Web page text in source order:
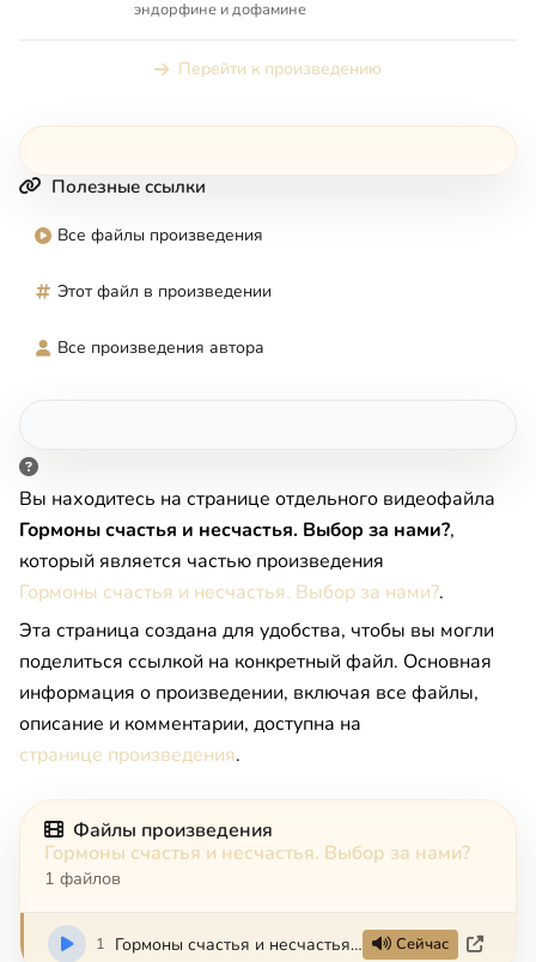
эндорфине и дофамине
Перейти к произведению
Полезные ссылки
Все файлы произведения
Этот файл в произведении
Все произведения автора
Вы находитесь на странице отдельного видеофайла
Гормоны счастья и несчастья. Выбор за нами?,
который является частью произведения
Гормоны счастья и несчастья. Выбор за нами?.
Эта страница создана для удобства, чтобы вы могли
поделиться ссылкой на конкретный файл. Основная
информация о произведении, включая все файлы,
описание и комментарии, доступна на
странице произведения.
Файлы произведения
Гормоны счастья и несчастья. Выбор за нами?
1 файлов
1 Гормоны счастья и несчастья. Выбор за нами? Сейчас